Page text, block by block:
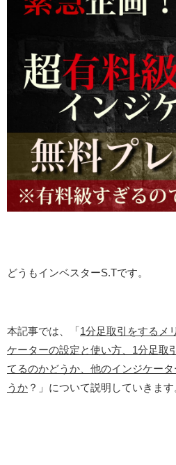
どうもインベスターS.Tです。
本記事では、「1分足取引をするメ
ケーターの設定と使い方、1分足取
てるのかどうか、他のインジケー
うか ？」について説明していきます